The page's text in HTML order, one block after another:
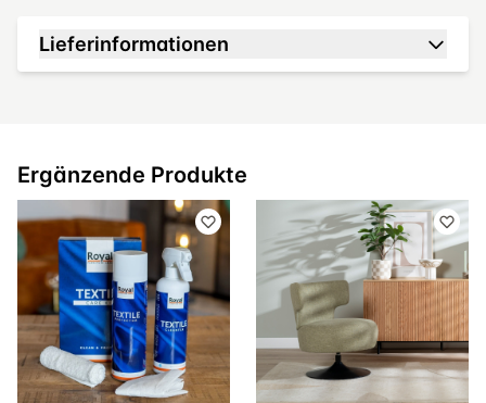
Lieferinformationen
Ergänzende Produkte